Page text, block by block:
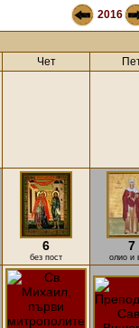
2016
Чет
6
без пост
7
олио и